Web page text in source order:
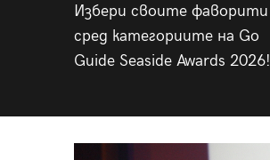
Избери своите фаворити
сред категориите на Go
Guide Seaside Awards 2026!